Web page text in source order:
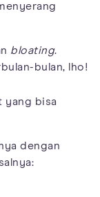
bloating.
bulan, lho!
yang bisa
dengan